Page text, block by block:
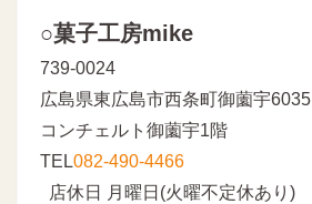
○菓子工房mike
739-0024
広島県東広島市西条町御薗宇6035
コンチェルト御薗宇1階
TEL082-490-4466
店休日 月曜日(火曜不定休あり)